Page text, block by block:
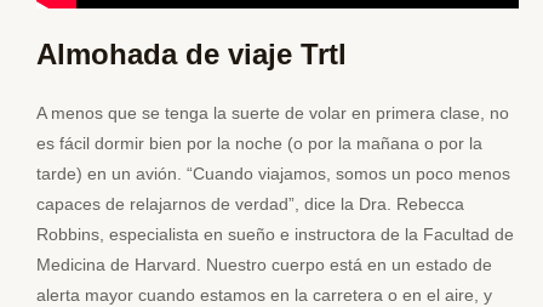
Almohada de viaje Trtl
A menos que se tenga la suerte de volar en primera clase, no
es fácil dormir bien por la noche (o por la mañana o por la
tarde) en un avión. “Cuando viajamos, somos un poco menos
capaces de relajarnos de verdad”, dice la Dra. Rebecca
Robbins, especialista en sueño e instructora de la Facultad de
Medicina de Harvard. Nuestro cuerpo está en un estado de
alerta mayor cuando estamos en la carretera o en el aire, y